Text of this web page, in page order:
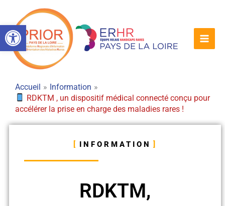
Ouvrir la barre d’outils
contenu
Accueil
Information
RDKTM , un dispositif médical connecté conçu pour
accélérer la prise en charge des maladies rares !
INFORMATION
RDKTM,